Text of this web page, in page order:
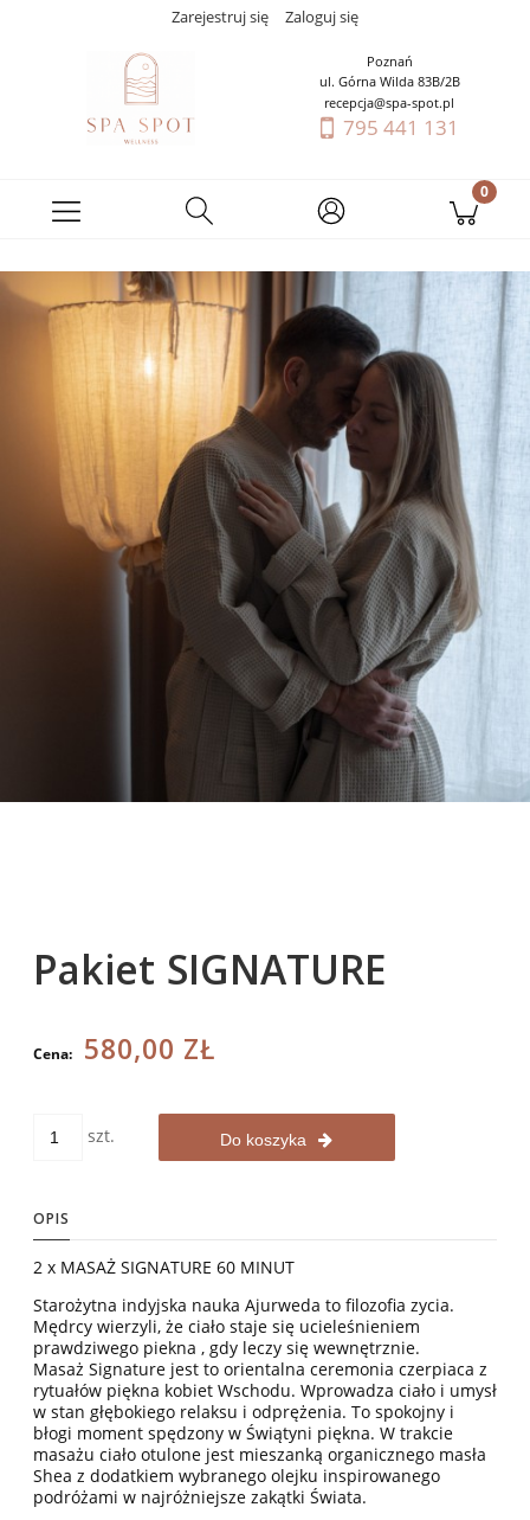
Zarejestruj się Zaloguj się
Poznań
ul. Górna Wilda 83B/2B
recepcja@spa-spot.pl
795 441 131
Pakiet SIGNATURE
Cena: 580,00 ZŁ
szt. Do koszyka
OPIS
2 x MASAŻ SIGNATURE 60 MINUT
Starożytna indyjska nauka Ajurweda to filozofia zycia.
Mędrcy wierzyli, że ciało staje się ucieleśnieniem
prawdziwego piekna , gdy leczy się wewnętrznie.
Masaż Signature jest to orientalna ceremonia czerpiaca z
rytuałów piękna kobiet Wschodu. Wprowadza ciało i umysł
w stan głębokiego relaksu i odprężenia. To spokojny i
błogi moment spędzony w Świątyni piękna. W trakcie
masażu ciało otulone jest mieszanką organicznego masła
Shea z dodatkiem wybranego olejku inspirowanego
podróżami w najróżniejsze zakątki Świata.